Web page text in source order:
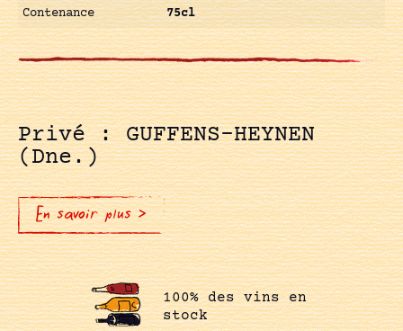
Contenance
75cl
Privé : GUFFENS-HEYNEN
(Dne.)
En savoir plus >
100% des vins en
stock